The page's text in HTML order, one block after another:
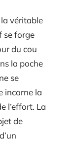
véritable
se forge
du cou
la poche
se
incarne la
l’effort. La
de